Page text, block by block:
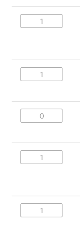
1
1
0
1
1